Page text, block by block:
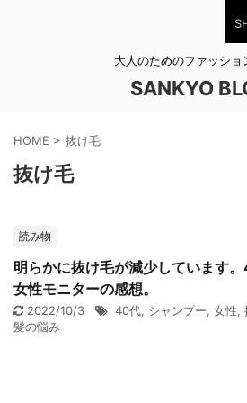
大人のためのファッショ
SANKYO
HOME > 抜け毛
抜け毛
読み物
明らかに抜け毛が減少しています
女性モニターの感想。
2022/10/3 40代, シャンプー, 女性,
髪の悩み